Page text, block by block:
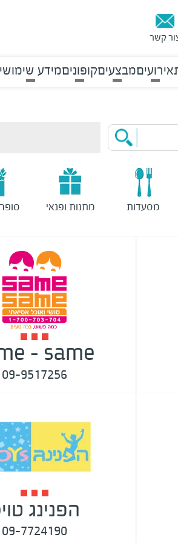
קשר
אירועיםמבצעיםקופוניםמידע שימושי
מסעדות מתנות ופנאי
- same
09-9517256
הפנינג
09-7724190